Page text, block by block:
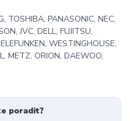
TOSHIBA, PANASONIC, NEC,
JVC, DELL, FUJITSU,
WESTINGHOUSE,
METZ, ORION, DAEWOO,
poradit?